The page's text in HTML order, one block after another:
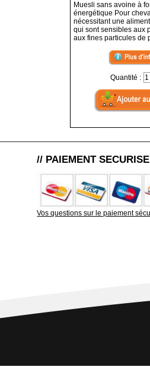
Muesli sans avoine à
énergétique Pour
nécessitant une
qui sont sensibles aux
aux fines particules de
Quantité :
// PAIEMENT SECURISE
Vos questions sur le paiement